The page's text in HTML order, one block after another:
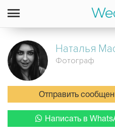
Наталья
Фотограф
Отправить
Написать в